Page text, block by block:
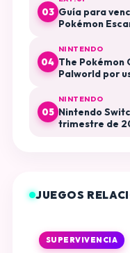
03 Guía para
Pokémon
04
NINTENDO
The Pokémon
Palworld por
05
NINTENDO
Nintendo
trimestre de
JUEGOS
SUPERVIVENCIA